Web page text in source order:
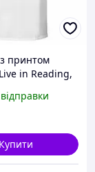
принтом
in Reading,
Купити